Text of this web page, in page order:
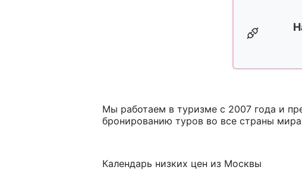
Мы работаем в туризме с 2007 года и
бронированию туров во все страны
Календарь низких цен из Москвы